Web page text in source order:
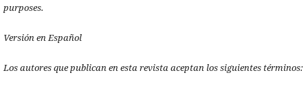
purposes.
Versión en Español
Los autores que publican en esta revista aceptan los siguientes términos: